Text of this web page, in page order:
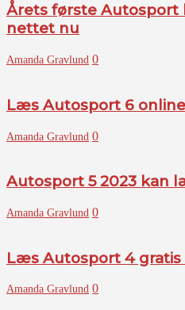
Årets første Autosport
nettet nu
Amanda Gravlund 0
Læs Autosport 6
Amanda Gravlund 0
Autosport 5 2023 kan
Amanda Gravlund 0
Læs Autosport 4
Amanda Gravlund 0